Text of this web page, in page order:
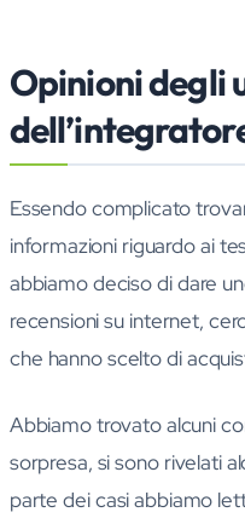
Opinioni degli
Essendo complicato
informazioni riguardo ai
abbiamo deciso di dare
recensioni su internet,
che hanno scelto di
Abbiamo trovato alcuni
sorpresa, si sono rivelati
parte dei casi abbiamo